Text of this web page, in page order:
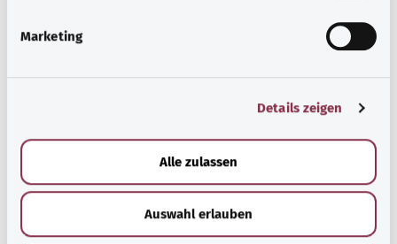
Marketing
Details zeigen
Alle zulassen
Auswahl erlauben
مقال موصى به